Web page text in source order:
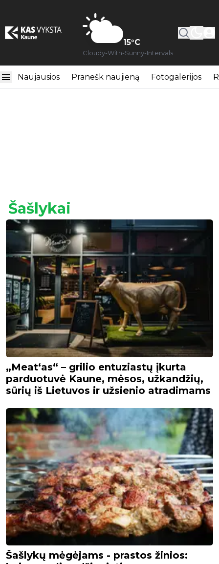
15°C
Cloudy-With-Sunny-Intervals
Naujausios Pranešk naujieną Fotogalerijos
Šašlykai
„Meat‘as“ – grilio entuziastų įkurta
parduotuvė Kaune, mėsos, užkandžių,
sūrių iš Lietuvos ir užsienio atradimams
Šašlykų mėgėjams - prastos žinios: